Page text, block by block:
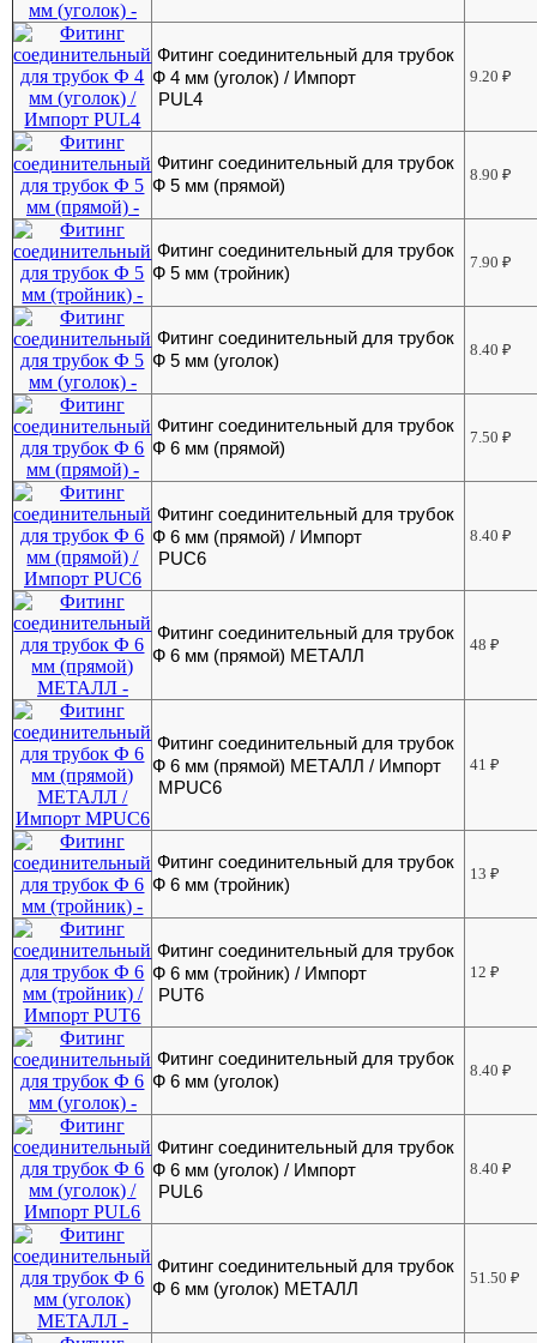
Фитинг соединительный для трубок
Ф 4 мм (уголок) / Импорт
PUL4
9.20₽
Фитинг соединительный для трубок
Ф 5 мм (прямой)
8.90₽
Фитинг соединительный для трубок
Ф 5 мм (тройник)
7.90₽
Фитинг соединительный для трубок
Ф 5 мм (уголок)
8.40₽
Фитинг соединительный для трубок
Ф 6 мм (прямой)
7.50₽
Фитинг соединительный для трубок
Ф 6 мм (прямой) / Импорт
PUC6
8.40₽
Фитинг соединительный для трубок
Ф 6 мм (прямой) МЕТАЛЛ
48₽
Фитинг соединительный для трубок
Ф 6 мм (прямой) МЕТАЛЛ / Импорт
MPUC6
41₽
Фитинг соединительный для трубок
Ф 6 мм (тройник)
13₽
Фитинг соединительный для трубок
Ф 6 мм (тройник) / Импорт
PUT6
12₽
Фитинг соединительный для трубок
Ф 6 мм (уголок)
8.40₽
Фитинг соединительный для трубок
Ф 6 мм (уголок) / Импорт
PUL6
8.40₽
Фитинг соединительный для трубок
Ф 6 мм (уголок) МЕТАЛЛ
51.50₽